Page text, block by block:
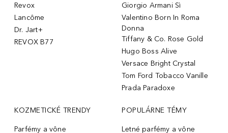
Revox
Lancôme
Dr. Jart+
REVOX B77
Giorgio Armani Sì
Valentino Born In Roma
Donna
Tiffany & Co. Rose Gold
Hugo Boss Alive
Versace Bright Crystal
Tom Ford Tobacco Vanille
Prada Paradoxe
KOZMETICKÉ TRENDY
Parfémy a vône
POPULÁRNE TÉMY
Letné parfémy a vône